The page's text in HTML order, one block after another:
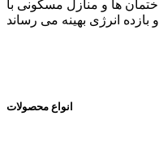
ها و منازل مسکونی با
انواع محصولات